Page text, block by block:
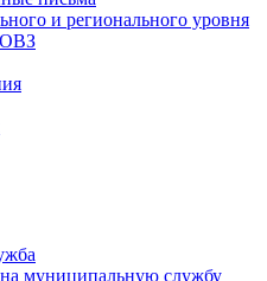
и регионального уровня
ОВЗ
муниципальную службу